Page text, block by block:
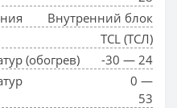
Внутренний блок
TCL (ТСЛ)
(обогрев)
-30 — 24
0 —
53